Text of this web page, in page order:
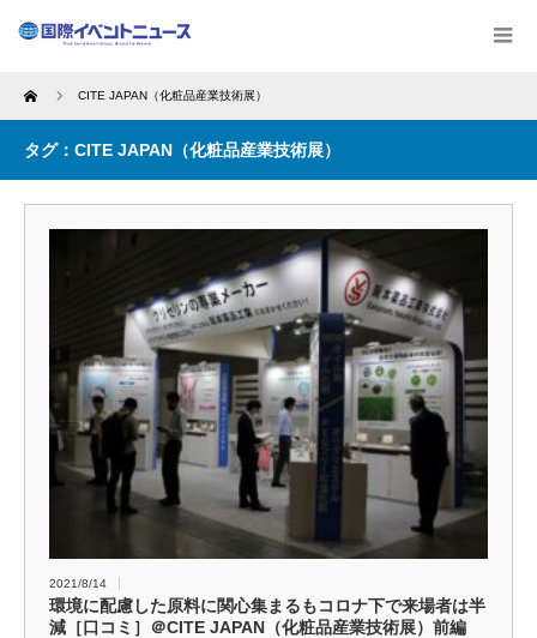
Home CITE JAPAN（化粧品産業技術展）
タグ：CITE JAPAN（化粧品産業技術展）
2021/8/14
環境に配慮した原料に関心集まるもコロナ下で来場者は半
減［口コミ］＠CITE JAPAN（化粧品産業技術展）前編